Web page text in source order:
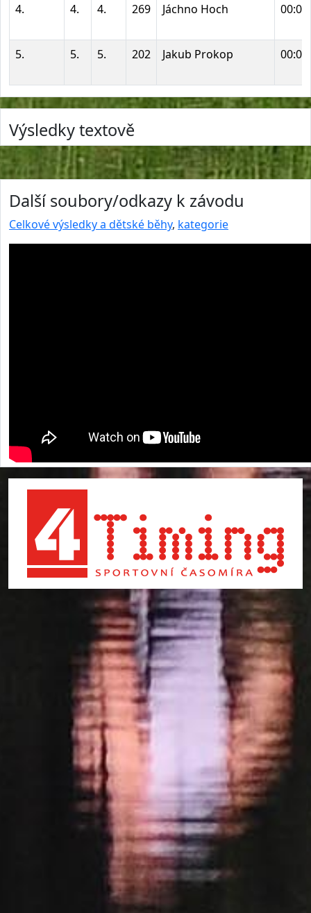
4. 4. 4. 269 Jáchno Hoch
5. 5. 5. 202 Jakub Prokop
Výsledky textově
Další soubory/odkazy k závodu
Celkové výsledky a dětské běhy, kategorie